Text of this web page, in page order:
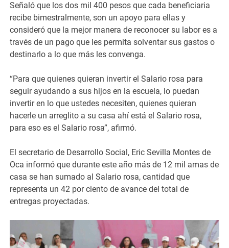
Señaló que los dos mil 400 pesos que cada beneficiaria
recibe bimestralmente, son un apoyo para ellas y
consideró que la mejor manera de reconocer su labor es a
través de un pago que les permita solventar sus gastos o
destinarlo a lo que más les convenga.
“Para que quienes quieran invertir el Salario rosa para
seguir ayudando a sus hijos en la escuela, lo puedan
invertir en lo que ustedes necesiten, quienes quieran
hacerle un arreglito a su casa ahí está el Salario rosa,
para eso es el Salario rosa”, afirmó.
El secretario de Desarrollo Social, Eric Sevilla Montes de
Oca informó que durante este año más de 12 mil amas de
casa se han sumado al Salario rosa, cantidad que
representa un 42 por ciento de avance del total de
entregas proyectadas.